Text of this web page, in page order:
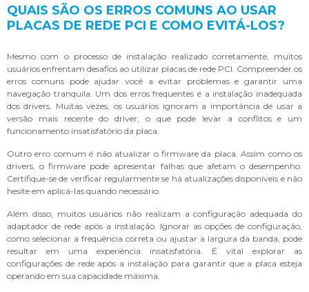
QUAIS SÃO OS ERROS COMUNS AO USAR
PLACAS DE REDE PCI E COMO EVITÁ-LOS?
Mesmo com o processo de instalação realizado corretamente, muitos
usuários enfrentam desafios ao utilizar placas de rede PCI. Compreender os
erros comuns pode ajudar você a evitar problemas e garantir uma
navegação tranquila. Um dos erros frequentes é a instalação inadequada
dos drivers. Muitas vezes, os usuários ignoram a importância de usar a
versão mais recente do driver, o que pode levar a conflitos e um
funcionamento insatisfatório da placa.
Outro erro comum é não atualizar o firmware da placa. Assim como os
drivers, o firmware pode apresentar falhas que afetam o desempenho.
Certifique-se de verificar regularmente se há atualizações disponíveis e não
hesite em aplicá-las quando necessário.
Além disso, muitos usuários não realizam a configuração adequada do
adaptador de rede após a instalação. Ignorar as opções de configuração,
como selecionar a frequência correta ou ajustar a largura da banda, pode
resultar em uma experiência insatisfatória. É vital explorar as
configurações de rede após a instalação para garantir que a placa esteja
operando em sua capacidade máxima.